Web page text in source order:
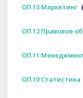
ОП.13 Маркетинг
ОП.12 Правовое
ОП.11
ОП.10 Статистика